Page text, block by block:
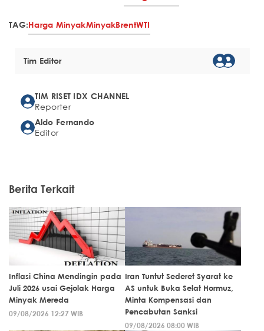
TAG:Harga MinyakMinyakBrentWTI
Tim Editor
TIM RISET IDX CHANNEL
Reporter
Aldo Fernando
Editor
Berita Terkait
Inflasi China Mendingin pada
Juli 2026 usai Gejolak Harga
Minyak Mereda
09/08/2026 12:27 WIB
Iran Tuntut Sederet Syarat ke
AS untuk Buka Selat Hormuz,
Minta Kompensasi dan
Pencabutan Sanksi
09/08/2026 08:00 WIB